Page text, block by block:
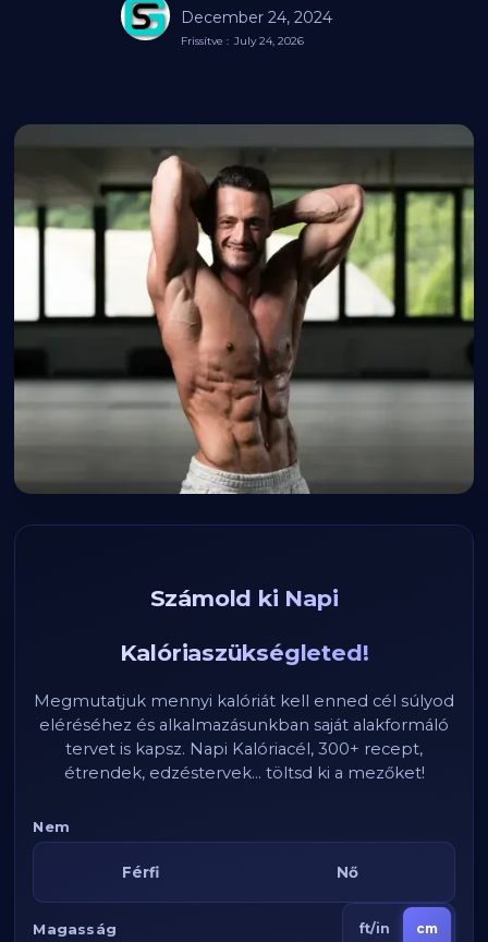
December 24, 2024
Frissítve : July 24, 2026
Számold ki Napi
Kalóriaszükségleted!
Megmutatjuk mennyi kalóriát kell enned cél súlyod
eléréséhez és alkalmazásunkban saját alakformáló
tervet is kapsz. Napi Kalóriacél, 300+ recept,
étrendek, edzéstervek... töltsd ki a mezőket!
Nem
Férfi Nő
Magasság ft/in cm